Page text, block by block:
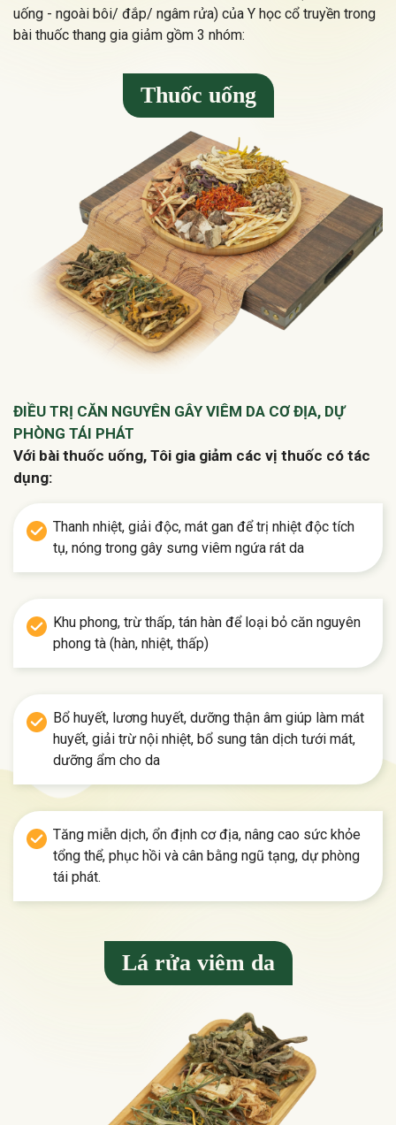
uống - ngoài bôi/ đắp/ ngâm rửa) của Y học cổ truyền trong
bài thuốc thang gia giảm gồm 3 nhóm:
Thuốc uống
ĐIỀU TRỊ CĂN NGUYÊN GÂY VIÊM DA CƠ ĐỊA, DỰ
PHÒNG TÁI PHÁT
Với bài thuốc uống, Tôi gia giảm các vị thuốc có tác
dụng:
Thanh nhiệt, giải độc, mát gan để trị nhiệt độc tích
tụ, nóng trong gây sưng viêm ngứa rát da
Khu phong, trừ thấp, tán hàn để loại bỏ căn nguyên
phong tà (hàn, nhiệt, thấp)
Bổ huyết, lương huyết, dưỡng thận âm giúp làm mát
huyết, giải trừ nội nhiệt, bổ sung tân dịch tưới mát,
dưỡng ẩm cho da
Tăng miễn dịch, ổn định cơ địa, nâng cao sức khỏe
tổng thể, phục hồi và cân bằng ngũ tạng, dự phòng
tái phát.
Lá rửa viêm da